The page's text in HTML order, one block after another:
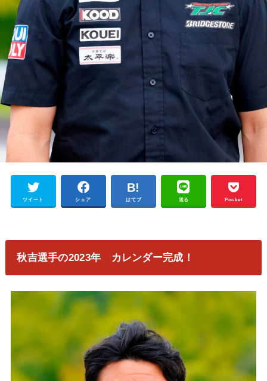
ツイート シェア はてブ 送る Pocket
秋吉選手の2023年 カレンダー完成！